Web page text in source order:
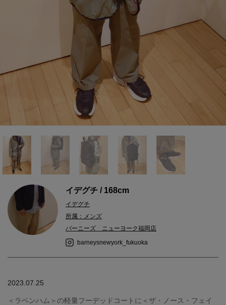
イデグチ / 168cm
イデグチ
所属：メンズ
バーニーズ ニューヨーク福岡店
barneysnewyork_fukuoka
2023.07.25
＜ラベンハム＞の軽量フーデッドコートに＜ザ・ノース・フェイ